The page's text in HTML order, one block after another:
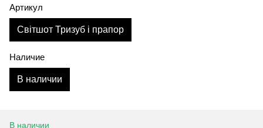
Артикул
Світшот Тризуб і прапор
Наличие
В наличии
В наличии